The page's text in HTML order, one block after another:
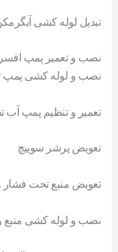
تبدیل لوله کشی
نصب و تعمیر پمپ
نصب و لوله کشی پمپ
تعمیر و تنظیم پمپ
تعویض پرشر سوییچ
تعویض منبع تحت فشار
نصب و لوله کشی منبع